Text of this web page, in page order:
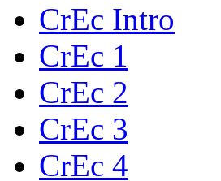
CrEc Intro
CrEc 1
CrEc 2
CrEc 3
CrEc 4